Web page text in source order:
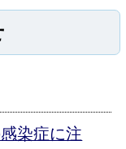
米山
愛宕
染症に注